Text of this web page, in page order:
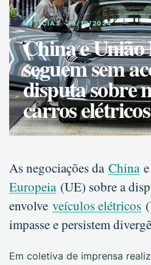
NOTíCIAS · 18/10/2024
China e
seguem sem
disputa sobre
carros elétricos
As negociações da Chinae
Europeia(UE) sobre a
envolve veículos elétricos
impasse e persistem
Em coletiva de imprensa